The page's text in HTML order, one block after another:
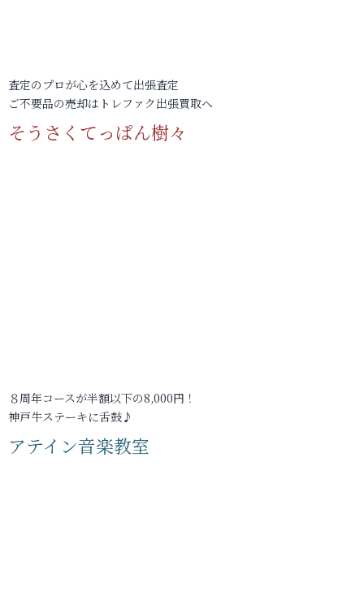
査定のプロが心を込めて出張査定
ご不要品の売却はトレファク出張買取へ
そうさくてっぱん樹々
８周年コースが半額以下の8,000円！
神戸牛ステーキに舌鼓♪
アテイン音楽教室